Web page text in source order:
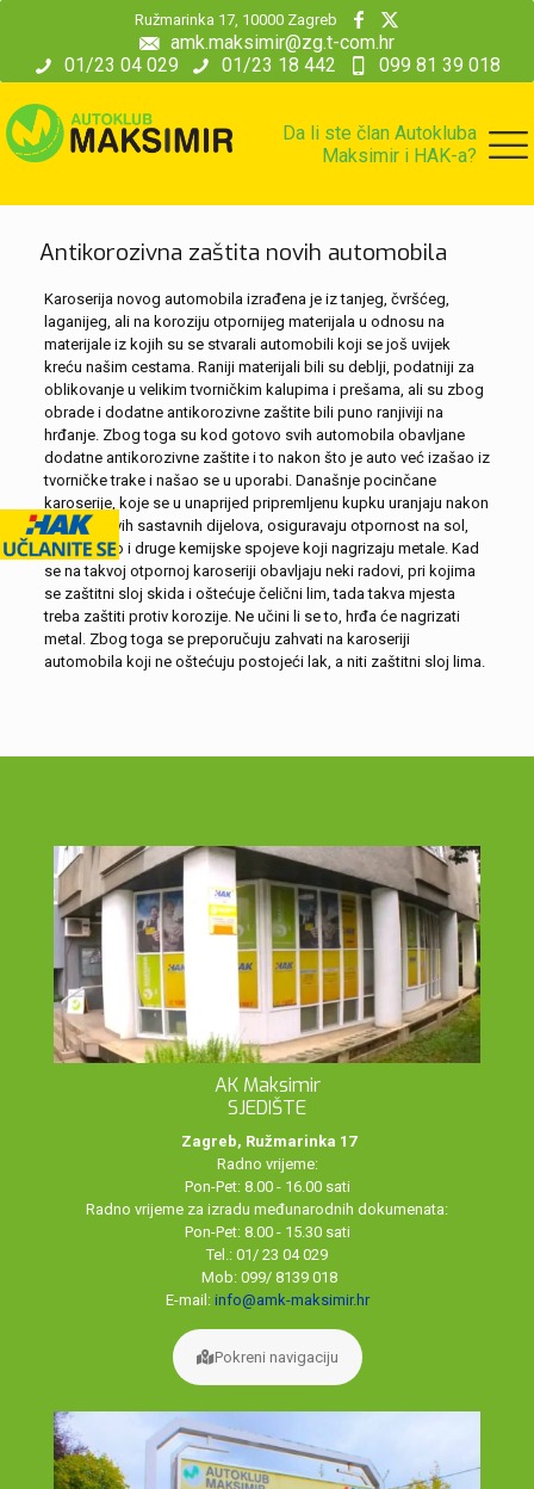
01/23 04 029 01/23 18 442 099 81 39 018
amk.maksimir@zg.t-com.hr
Ružmarinka 17, 10000 Zagreb
Da li ste član Autokluba
Maksimir i HAK-a?
Antikorozivna zaštita novih automobila
Karoserija novog automobila izrađena je iz tanjeg, čvršćeg,
laganijeg, ali na koroziju otpornijeg materijala u odnosu na
materijale iz kojih su se stvarali automobili koji se još uvijek
kreću našim cestama. Raniji materijali bili su deblji, podatniji za
oblikovanje u velikim tvorničkim kalupima i prešama, ali su zbog
obrade i dodatne antikorozivne zaštite bili puno ranjiviji na
hrđanje. Zbog toga su kod gotovo svih automobila obavljane
dodatne antikorozivne zaštite i to nakon što je auto već izašao iz
tvorničke trake i našao se u uporabi. Današnje pocinčane
karoserije, koje se u unaprijed pripremljenu kupku uranjaju nakon
spajanja svih sastavnih dijelova, osiguravaju otpornost na sol,
vlagu, blato i druge kemijske spojeve koji nagrizaju metale. Kad
se na takvoj otpornoj karoseriji obavljaju neki radovi, pri kojima
se zaštitni sloj skida i oštećuje čelični lim, tada takva mjesta
treba zaštiti protiv korozije. Ne učini li se to, hrđa će nagrizati
metal. Zbog toga se preporučuju zahvati na karoseriji
automobila koji ne oštećuju postojeći lak, a niti zaštitni sloj lima.
AK Maksimir
SJEDIŠTE
Zagreb, Ružmarinka 17
Radno vrijeme:
Pon-Pet: 8.00 - 16.00 sati
Radno vrijeme za izradu međunarodnih dokumenata:
Pon-Pet: 8.00 - 15.30 sati
Tel.: 01/ 23 04 029
Mob: 099/ 8139 018
E-mail: info@amk-maksimir.hr
Pokreni navigaciju